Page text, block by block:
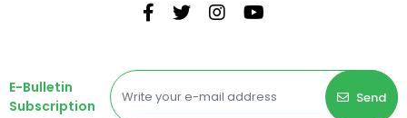
E-Bulletin
Subscription
Send